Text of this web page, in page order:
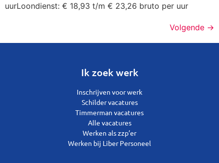
uurLoondienst: € 18,93 t/m € 23,26 bruto per uur
Volgende →
Ik zoek werk
Inschrijven voor werk
Schilder vacatures
Timmerman vacatures
Alle vacatures
Werken als zzp’er
Werken bij Liber Personeel